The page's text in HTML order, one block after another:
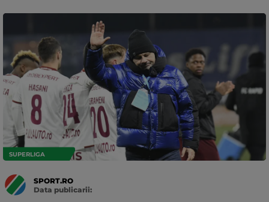
SUPERLIGA
SPORT.RO
Data publicarii: